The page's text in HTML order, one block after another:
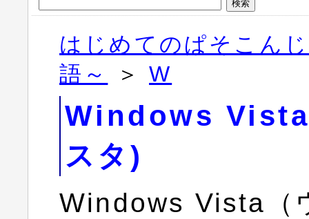
はじめてのぱそこん
語～
＞W
Windows
スタ)
Windows Vista（